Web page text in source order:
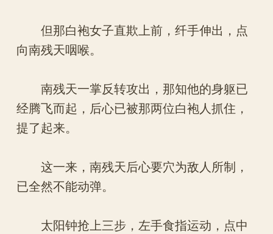
但那白袍女子直欺上前，纤手伸出，点
向南残天咽喉。
南残天一掌反转攻出，那知他的身躯已
经腾飞而起，后心已被那两位白袍人抓住，
提了起来。
这一来，南残天后心要穴为敌人所制，
已全然不能动弹。
太阳钟抢上三步，左手食指运动，点中